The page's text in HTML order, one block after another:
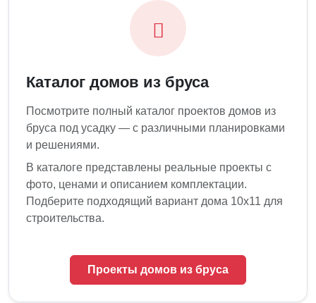
Каталог домов из бруса
Посмотрите полный каталог проектов домов из
бруса под усадку — с различными планировками
и решениями.
В каталоге представлены реальные проекты с
фото, ценами и описанием комплектации.
Подберите подходящий вариант дома 10х11 для
строительства.
Проекты домов из бруса